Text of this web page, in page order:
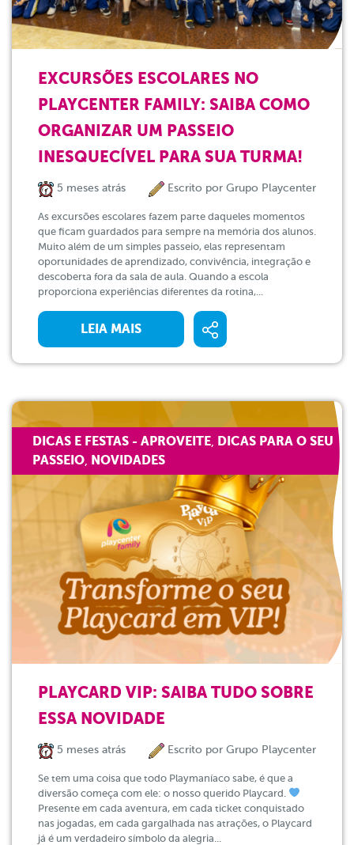
EXCURSÕES ESCOLARES NO
PLAYCENTER FAMILY: SAIBA COMO
ORGANIZAR UM PASSEIO
INESQUECÍVEL PARA SUA TURMA!
5 meses atrás Escrito por Grupo Playcenter
As excursões escolares fazem parte daqueles momentos
que ficam guardados para sempre na memória dos alunos.
Muito além de um simples passeio, elas representam
oportunidades de aprendizado, convivência, integração e
descoberta fora da sala de aula. Quando a escola
proporciona experiências diferentes da rotina,...
LEIA MAIS
DICAS E FESTAS - APROVEITE, DICAS PARA O SEU
PASSEIO, NOVIDADES
PLAYCARD VIP: SAIBA TUDO SOBRE
ESSA NOVIDADE
5 meses atrás Escrito por Grupo Playcenter
Se tem uma coisa que todo Playmaníaco sabe, é que a
diversão começa com ele: o nosso querido Playcard.
Presente em cada aventura, em cada ticket conquistado
nas jogadas, em cada gargalhada nas atrações, o Playcard
já é um verdadeiro símbolo da alegria...